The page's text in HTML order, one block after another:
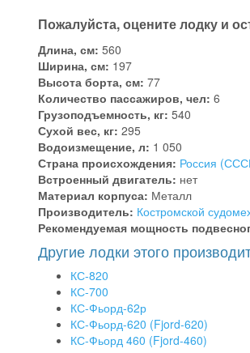
Пожалуйста, оцените лодку и
Длина, см: 560
Ширина, см: 197
Высота борта, см: 77
Количество пассажиров, чел: 6
Грузоподъемность, кг: 540
Сухой вес, кг: 295
Водоизмещение, л: 1 050
Страна происхождения: Россия
Встроенный двигатель: нет
Материал корпуса: Металл
Производитель: Костромской
Рекомендуемая мощность
Другие лодки этого
КС-820
КС-700
КС-Фьорд-62р
КС-Фьорд-620 (Fjord-620)
КС-Фьорд 460 (Fjord-460)